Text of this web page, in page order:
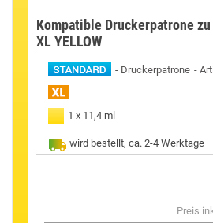
Kompatible Druckerpatrone
XL YELLOW
Druckerpatrone
1 x 11,4 ml
wird bestellt, ca. 2-4 Werktage
Preis